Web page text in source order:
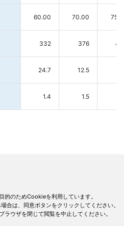
60.00 70.00
332 376
24.7 12.5
1.4 1.5
的のためCookieを利用しています。
合は、同意ボタンをクリックしてください。
ウザを閉じて閲覧を中止してください。